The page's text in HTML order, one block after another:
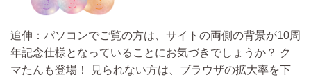
追伸：パソコンでご覧の方は、サイトの両側の背景が10周
年記念仕様となっていることにお気づきでしょうか？ ク
マたんも登場！ 見られない方は、ブラウザの拡大率を下